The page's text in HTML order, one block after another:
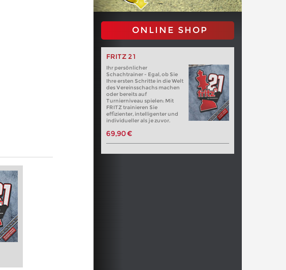
ONLINE SHOP
FRITZ 21
Ihr persönlicher
Schachtrainer - Egal, ob Sie
Ihre ersten Schritte in die Welt
des Vereinsschachs machen
oder bereits auf
Turnierniveau spielen: Mit
FRITZ trainieren Sie
effizienter, intelligenter und
individueller als je zuvor.
69,90 €